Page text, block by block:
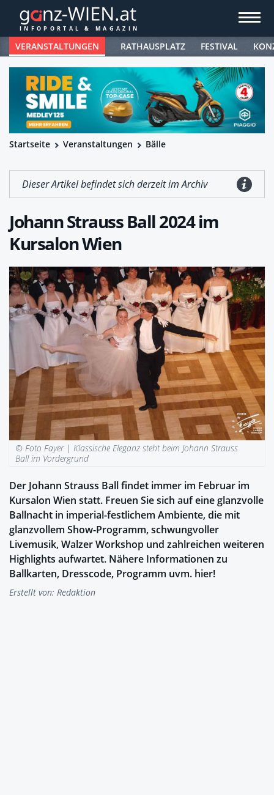
VERANSTALTUNGEN RATHAUSPLATZ FESTIVAL
Startseite Veranstaltungen Bälle
Dieser Artikel befindet sich derzeit im Archiv
Johann Strauss Ball 2024 im
Kursalon Wien
© Foto Fayer | Klassische Eleganz steht beim Johann Strauss
Ball im Vordergrund
Der Johann Strauss Ball findet immer im Februar im
Kursalon Wien statt. Freuen Sie sich auf eine glanzvolle
Ballnacht in imperial-festlichem Ambiente, die mit
glanzvollem Show-Programm, schwungvoller
Livemusik, Walzer Workshop und zahlreichen weiteren
Highlights aufwartet. Nähere Informationen zu
Ballkarten, Dresscode, Programm uvm. hier!
Erstellt von: Redaktion